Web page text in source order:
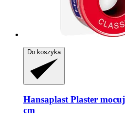
Do koszyka
Hansaplast Plaster
cm